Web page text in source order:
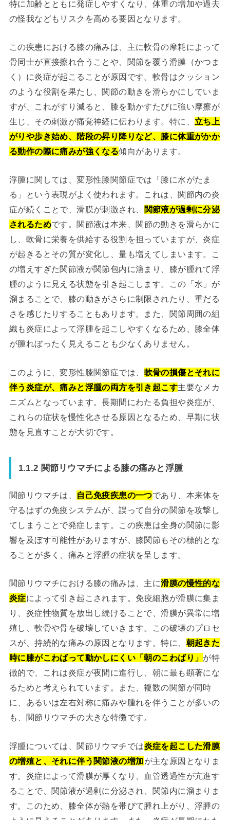
特に加齢とともに発症しやすくなり、体重の増加や過去
の怪我などもリスクを高める要因となります。
この疾患における膝の痛みは、主に軟骨の摩耗によって
骨同士が直接擦れ合うことや、関節を覆う滑膜（かつま
く）に炎症が起こることが原因です。軟骨はクッション
のような役割を果たし、関節の動きを滑らかにしていま
すが、これがすり減ると、膝を動かすたびに強い摩擦が
生じ、その刺激が痛覚神経に伝わります。特に、 立ち上
がりや歩き始め、階段の昇り降りなど、膝に体重がかか
る動作の際に痛みが強くなる傾向があります。
浮腫に関しては、変形性膝関節症では「膝に水がたま
る」という表現がよく使われます。これは、関節内の炎
症が続くことで、滑膜が刺激され、
関節液が過剰に分泌
されるためです。関節液は本来、関節の動きを滑らかに
し、軟骨に栄養を供給する役割を担っていますが、炎症
が起きるとその質が変化し、量も増えてしまいます。こ
の増えすぎた関節液が関節包内に溜まり、膝が腫れて浮
腫のように見える状態を引き起こします。この「水」が
溜まることで、膝の動きがさらに制限されたり、重だる
さを感じたりすることもあります。また、関節周囲の組
織も炎症によって浮腫を起こしやすくなるため、膝全体
が腫れぼったく見えることも少なくありません。
このように、変形性膝関節症では、 軟骨の損傷とそれに
伴う炎症が、痛みと浮腫の両方を引き起こす主要なメカ
ニズムとなっています。長期間にわたる負担や炎症が、
これらの症状を慢性化させる原因となるため、早期に状
態を見直すことが大切です。
1.1.2 関節リウマチによる膝の痛みと浮腫
関節リウマチは、 自己免疫疾患の一つであり、本来体を
守るはずの免疫システムが、誤って自分の関節を攻撃し
てしまうことで発症します。この疾患は全身の関節に影
響を及ぼす可能性がありますが、膝関節もその標的とな
ることが多く、痛みと浮腫の症状を呈します。
関節リウマチにおける膝の痛みは、主に滑膜の慢性的な
炎症によって引き起こされます。免疫細胞が滑膜に集ま
り、炎症性物質を放出し続けることで、滑膜が異常に増
殖し、軟骨や骨を破壊していきます。この破壊のプロセ
スが、持続的な痛みの原因となります。特に、 朝起きた
時に膝がこわばって動かしにくい「朝のこわばり」 が特
徴的で、これは炎症が夜間に進行し、朝に最も顕著にな
るためと考えられています。また、複数の関節が同時
に、あるいは左右対称に痛みや腫れを伴うことが多いの
も、関節リウマチの大きな特徴です。
浮腫については、関節リウマチでは炎症を起こした滑膜
の増殖と、それに伴う関節液の増加が主な原因となりま
す。炎症によって滑膜が厚くなり、血管透過性が亢進す
ることで、関節液が過剰に分泌され、関節内に溜まりま
す。このため、膝全体が熱を帯びて腫れ上がり、浮腫の